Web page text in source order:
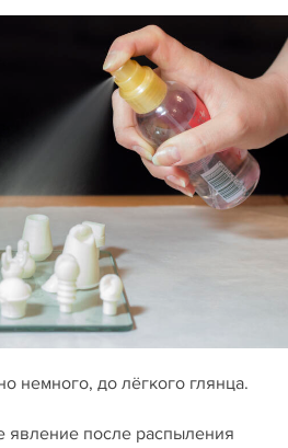
немного, до лёгкого глянца.
явление после распыления